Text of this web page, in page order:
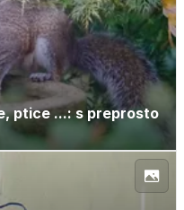
ptice ...: s preprosto